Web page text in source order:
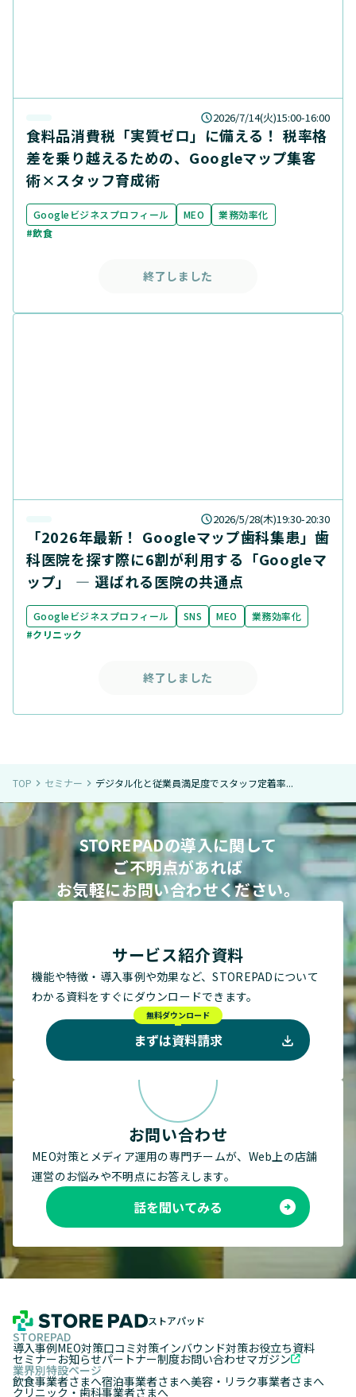
2026/7/14(火)15:00-16:00
食料品消費税「実質ゼロ」に備える！ 税率格
差を乗り越えるための、Googleマップ集客
術×スタッフ育成術
Googleビジネスプロフィール MEO
業務効率化
#飲食
終了しました
2026/5/28(木)19:30-20:30
「2026年最新！ Googleマップ歯科集患」歯
科医院を探す際に6割が利用する「Googleマ
ップ」 ― 選ばれる医院の共通点
Googleビジネスプロフィール SNS MEO
業務効率化
#クリニック
終了しました
TOP navigate_next セミナー navigate_next デジタル化と従業員満足度でスタッフ定着率...
STOREPADの導入に関して
ご不明点があれば
お気軽にお問い合わせください。
お問い合わせ
MEO対策とメディア運用の専門チームが、Web上の店舗
運営のお悩みや不明点にお答えします。
話を聞いてみる
サービス紹介資料
機能や特徴・導入事例や効果など、STOREPADについて
わかる資料をすぐにダウンロードできます。
無料ダウンロード
まずは資料請求
ストアパッド
STOREPAD
導入事例MEO対策口コミ対策インバウンド対策お役立ち資料
セミナーお知らせパートナー制度お問い合わせマガジン
業界別特設ページ
飲食事業者さまへ宿泊事業者さまへ美容・リラク事業者さまへ
クリニック・歯科事業者さまへ